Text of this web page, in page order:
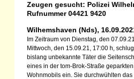
Zeugen gesucht: Polizei
Rufnummer 04421 9420
Wilhemshaven (Nds),
Im Zeitraum von Dienstag, den
Mittwoch, den 15.09.21, 17:00 h,
bislang unbekannte Täter die
eines in der tom-Brok-Straße geparkten
Wohnmobils ein. Sie durchwühlten das